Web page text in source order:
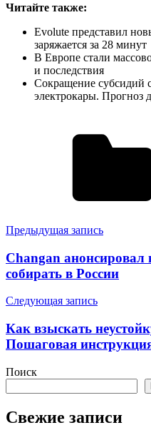
Читайте также:
Evolute представил
заряжается за 28 минут
В Европе стали
и последствия
Сокращение субсидий
электрокары. Прогноз
Навигация
по
записям
Предыдущая запись
Changan анонсировал
собирать в России
Следующая запись
Как взыскать
Пошаговая
Поиск
Свежие записи